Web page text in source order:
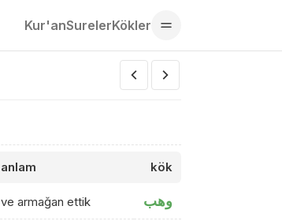
Kur'anSurelerKökler
anlam kök
ve armağan ettik وهب